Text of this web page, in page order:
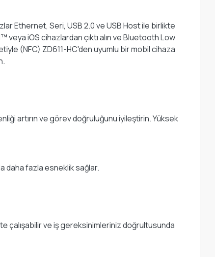
Ethernet, Seri, USB 2.0 ve USB Host ile birlikte
iOS cihazlardan çıktı alın ve Bluetooth Low
(NFC) ZD611-HC'den uyumlu bir mobil cihaza
artırın ve görev doğruluğunu iyileştirin. Yüksek
daha fazla esneklik sağlar.
çalışabilir ve iş gereksinimleriniz doğrultusunda